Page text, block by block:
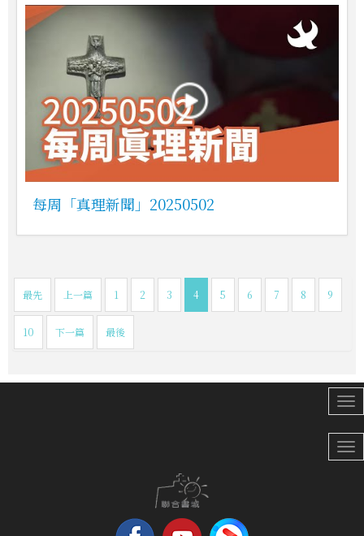
每周「真理新聞」20250502
最先 上一篇 1 2 3 4 5 6 7 8 9
10 下一篇 最後